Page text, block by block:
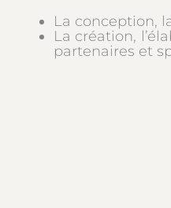
La conception,
La création,
partenaires et